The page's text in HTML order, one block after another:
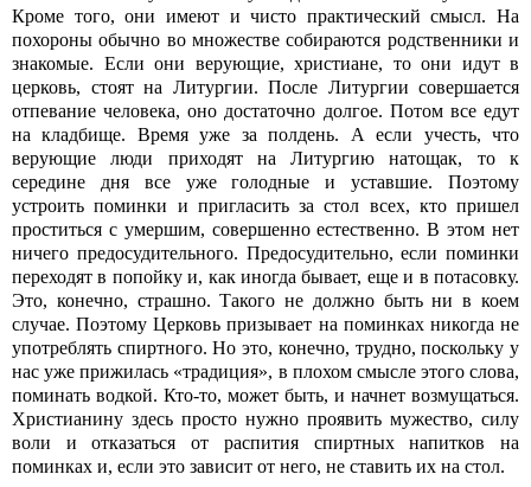
Кроме того, они имеют и чисто практический смысл. На
похороны обычно во множестве собираются родственники и
знакомые. Если они верующие, христиане, то они идут в
церковь, стоят на Литургии. После Литургии совершается
отпевание человека, оно достаточно долгое. Потом все едут
на кладбище. Время уже за полдень. А если учесть, что
верующие люди приходят на Литургию натощак, то к
середине дня все уже голодные и уставшие. Поэтому
устроить поминки и пригласить за стол всех, кто пришел
проститься с умершим, совершенно естественно. В этом нет
ничего предосудительного. Предосудительно, если поминки
переходят в попойку и, как иногда бывает, еще и в потасовку.
Это, конечно, страшно. Такого не должно быть ни в коем
случае. Поэтому Церковь призывает на поминках никогда не
употреблять спиртного. Но это, конечно, трудно, поскольку у
нас уже прижилась «традиция», в плохом смысле этого слова,
поминать водкой. Кто-то, может быть, и начнет возмущаться.
Христианину здесь просто нужно проявить мужество, силу
воли и отказаться от распития спиртных напитков на
поминках и, если это зависит от него, не ставить их на стол.